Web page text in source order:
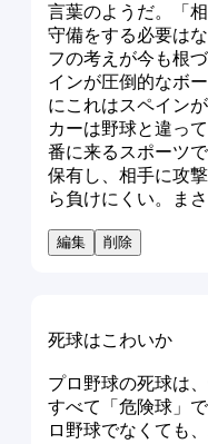
言葉のようだ。「
守備をする必要は
フの考えが今も根
インが圧倒的なボ
にこれはスペイン
カーは野球と違っ
番に来るスポーツ
保有し、相手に攻
ら負けにくい。ま
編集 削除
死球はこわいか
プロ野球の死球は
すべて「危険球」
ロ野球でなくても